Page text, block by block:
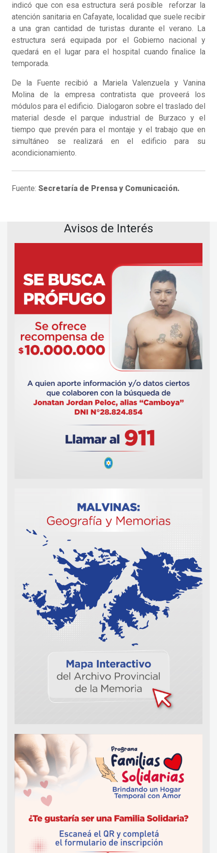
indicó que con esa estructura será posible reforzar la
atención sanitaria en Cafayate, localidad que suele recibir
a una gran cantidad de turistas durante el verano. La
estructura será equipada por el Gobierno nacional y
quedará en el lugar para el hospital cuando finalice la
temporada.
De la Fuente recibió a Mariela Valenzuela y Vanina
Molina de la empresa contratista que proveerá los
módulos para el edificio. Dialogaron sobre el traslado del
material desde el parque industrial de Burzaco y el
tiempo que prevén para el montaje y el trabajo que en
simultáneo se realizará en el edificio para su
acondicionamiento.
Fuente: Secretaría de Prensa y Comunicación.
Avisos de Interés